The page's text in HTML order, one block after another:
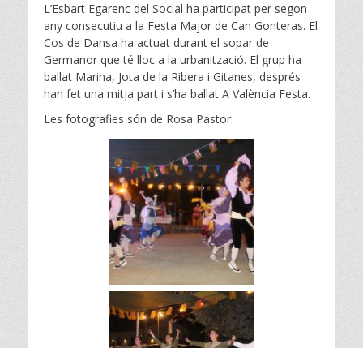
L’Esbart Egarenc del Social ha participat per segon
any consecutiu a la Festa Major de Can Gonteras. El
Cos de Dansa ha actuat durant el sopar de
Germanor que té lloc a la urbanització. El grup ha
ballat Marina, Jota de la Ribera i Gitanes, després
han fet una mitja part i s’ha ballat A València Festa.
Les fotografies són de Rosa Pastor